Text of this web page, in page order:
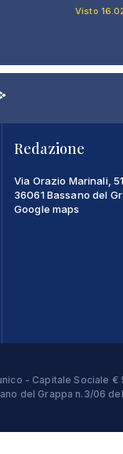
Visto
Redazione
Via Orazio Marinali,
36061 Bassano del
Google maps
- Capitale Sociale
del Grappa n.3/06